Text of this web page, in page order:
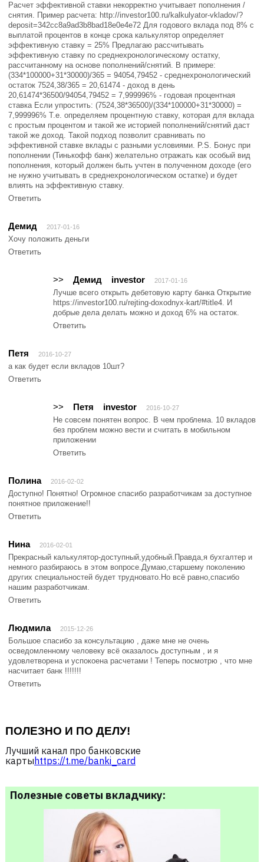
Расчет эффективной ставки некорректно учитывает пополнения /
снятия. Пример расчета: http://investor100.ru/kalkulyator-vkladov/?
deposit=342cc8a9ad3b8bad18e0e4e72 Для годового вклада под 8% с
выплатой процентов в конце срока калькулятор определяет
эффективную ставку = 25% Предлагаю рассчитывать
эффективную ставку по среднехронологическому остатку,
рассчитанному на основе пополнений/снятий. В примере:
(334*100000+31*30000)/365 = 94054,79452 - среднехронологический
остаток 7524,38/365 = 20,61474 - доход в день
20,61474*36500/94054,79452 = 7,999996% - годовая процентная
ставка Если упростить: (7524,38*36500)/(334*100000+31*30000) =
7,999996% Т.е. определяем процентную ставку, которая для вклада
с простым процентом и такой же историей пополнений/снятий даст
такой же доход. Такой подход позволит сравнивать по
эффективной ставке вклады с разными условиями. P.S. Бонус при
пополнении (Тинькофф банк) желательно отражать как особый вид
пополнения, который должен быть учтен в полученном доходе (его
не нужно учитывать в среднехронологическом остатке) и будет
влиять на эффективную ставку.
Ответить
Демид 2017-01-16
Хочу положить деньги
Ответить
investor
>> Демид 2017-01-16
Лучше всего открыть дебетовую карту банка Открытие
https://investor100.ru/rejting-doxodnyx-kart/#title4. И
добрые дела делать можно и доход 6% на остаток.
Ответить
Петя 2016-10-27
а как будет если вкладов 10шт?
Ответить
investor
>> Петя 2016-10-27
Не совсем понятен вопрос. В чем проблема. 10 вкладов
без проблем можно вести и считать в мобильном
приложении
Ответить
Полина 2016-02-02
Доступно! Понятно! Огромное спасибо разработчикам за доступное
понятное приложение!!
Ответить
Нина 2016-02-01
Прекрасный калькулятор-доступный,удобный.Правда,я бухгалтер и
немного разбираюсь в этом вопросе.Думаю,старшему поколению
других специальностей будет трудновато.Но всё равно,спасибо
нашим разработчикам.
Ответить
Людмила 2015-12-26
Большое спасибо за консультацию , даже мне не очень
осведомленному человеку всё оказалось доступным , и я
удовлетворена и успокоена расчетами ! Теперь посмотрю , что мне
насчитает банк !!!!!!!
Ответить
ПОЛЕЗНО И ПО ДЕЛУ!
Лучший канал про банковские
карты https://t.me/banki_card
Полезные советы вкладчику: